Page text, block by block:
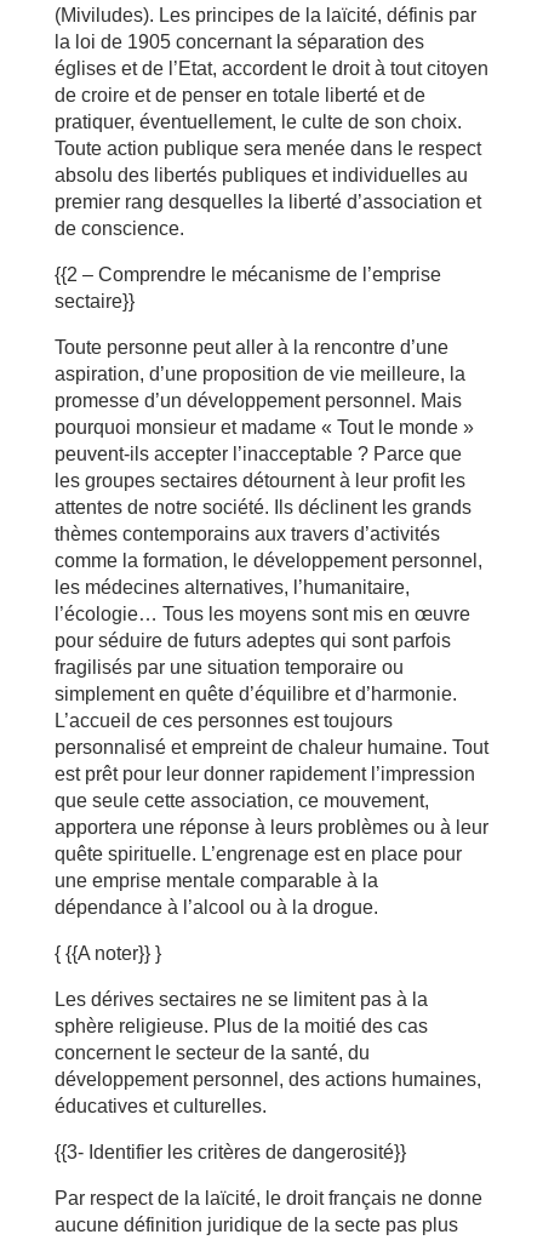
(Miviludes). Les principes de la laïcité, définis par
la loi de 1905 concernant la séparation des
églises et de l’Etat, accordent le droit à tout citoyen
de croire et de penser en totale liberté et de
pratiquer, éventuellement, le culte de son choix.
Toute action publique sera menée dans le respect
absolu des libertés publiques et individuelles au
premier rang desquelles la liberté d’association et
de conscience.
{{2 – Comprendre le mécanisme de l’emprise
sectaire}}
Toute personne peut aller à la rencontre d’une
aspiration, d’une proposition de vie meilleure, la
promesse d’un développement personnel. Mais
pourquoi monsieur et madame « Tout le monde »
peuvent-ils accepter l’inacceptable ? Parce que
les groupes sectaires détournent à leur profit les
attentes de notre société. Ils déclinent les grands
thèmes contemporains aux travers d’activités
comme la formation, le développement personnel,
les médecines alternatives, l’humanitaire,
l’écologie… Tous les moyens sont mis en œuvre
pour séduire de futurs adeptes qui sont parfois
fragilisés par une situation temporaire ou
simplement en quête d’équilibre et d’harmonie.
L’accueil de ces personnes est toujours
personnalisé et empreint de chaleur humaine. Tout
est prêt pour leur donner rapidement l’impression
que seule cette association, ce mouvement,
apportera une réponse à leurs problèmes ou à leur
quête spirituelle. L’engrenage est en place pour
une emprise mentale comparable à la
dépendance à l’alcool ou à la drogue.
{ {{A noter}} }
Les dérives sectaires ne se limitent pas à la
sphère religieuse. Plus de la moitié des cas
concernent le secteur de la santé, du
développement personnel, des actions humaines,
éducatives et culturelles.
{{3- Identifier les critères de dangerosité}}
Par respect de la laïcité, le droit français ne donne
aucune définition juridique de la secte pas plus